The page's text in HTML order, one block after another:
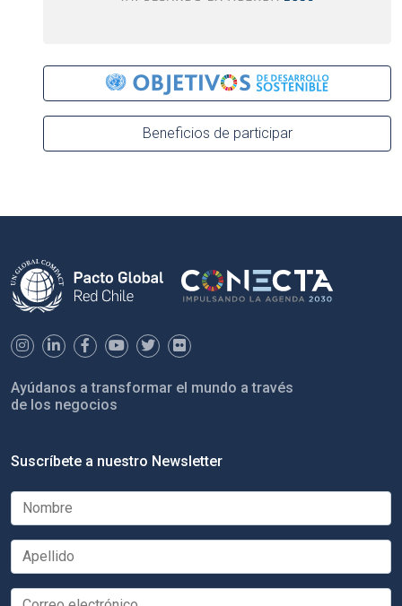
Beneficios de participar
Ayúdanos a transformar el mundo a través
de los negocios
Suscríbete a nuestro Newsletter